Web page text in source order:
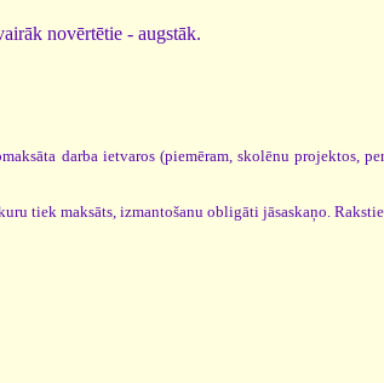
novērtētie - augstāk.
darba ietvaros (piemēram, skolēnu projektos,
tiek maksāts, izmantošanu obligāti jāsaskaņo.